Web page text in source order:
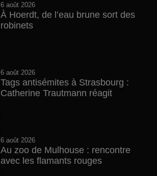
6 août 2026
À Hoerdt, de l’eau brune sort des
robinets
6 août 2026
Tags antisémites à Strasbourg :
Catherine Trautmann réagit
6 août 2026
Au zoo de Mulhouse : rencontre
avec les flamants rouges